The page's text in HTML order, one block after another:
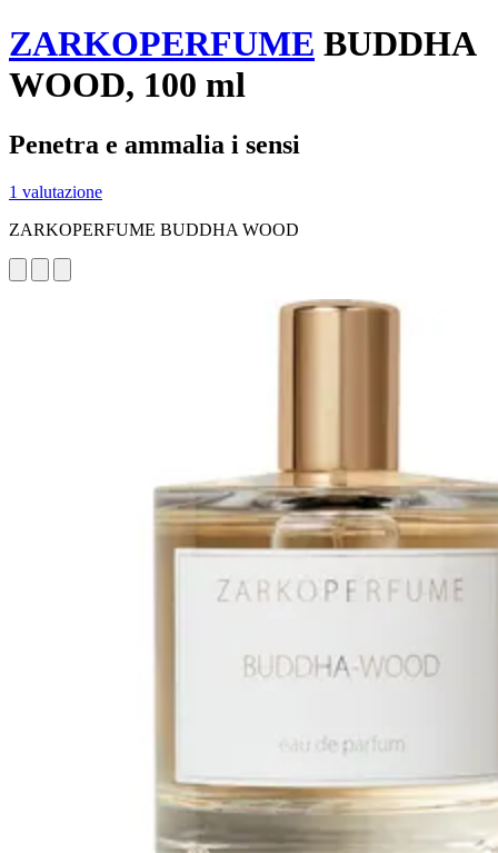
ZARKOPERFUME BUDDHA
WOOD, 100 ml
Penetra e ammalia i sensi
1 valutazione
ZARKOPERFUME BUDDHA WOOD